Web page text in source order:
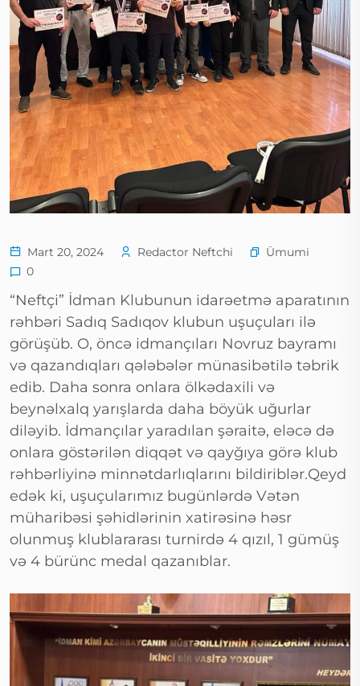
Mart 20, 2024 Redactor Neftchi
Ümumi
0
“Neftçi” İdman Klubunun idarəetmə aparatının
rəhbəri Sadıq Sadıqov klubun uşuçuları ilə
görüşüb. O, öncə idmançıları Novruz bayramı
və qazandıqları qələbələr münasibətilə təbrik
edib. Daha sonra onlara ölkədaxili və
beynəlxalq yarışlarda daha böyük uğurlar
diləyib. İdmançılar yaradılan şəraitə, eləcə də
onlara göstərilən diqqət və qayğıya görə klub
rəhbərliyinə minnətdarlıqlarını bildiriblər.Qeyd
edək ki, uşuçularımız bugünlərdə Vətən
müharibəsi şəhidlərinin xatirəsinə həsr
olunmuş klublararası turnirdə 4 qızıl, 1 gümüş
və 4 bürünc medal qazanıblar.